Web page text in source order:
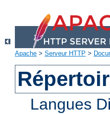
Apache > Serveur HTTP >
Langues